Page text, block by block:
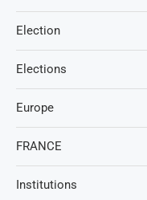
Election
Elections
Europe
FRANCE
Institutions